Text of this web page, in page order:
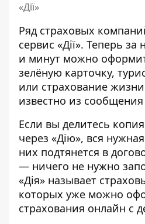
«Дії»
Ряд страховых
сервис «Дії». Теперь за
и минут можно
зелёную карточку,
или страхование
известно из сообщения
Если вы делитесь
через «Дію», вся
них подтянется в
— ничего не нужно
«Дія» называет
которых уже можно
страхования онлайн с